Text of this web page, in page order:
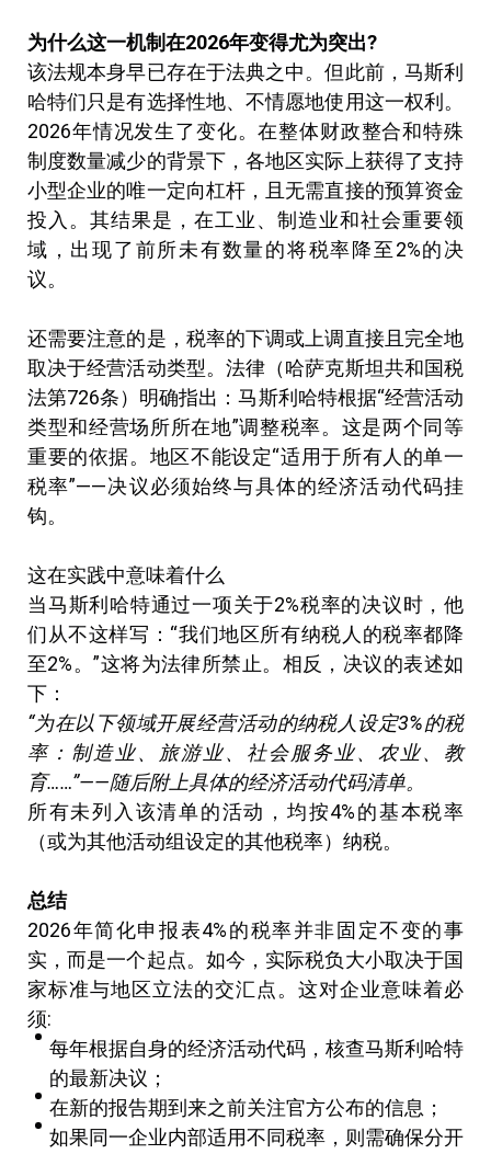
为什么这一机制在2026年变得尤为突出?
该法规本身早已存在于法典之中。但此前，马斯利
哈特们只是有选择性地、不情愿地使用这一权利。
2026年情况发生了变化。在整体财政整合和特殊
制度数量减少的背景下，各地区实际上获得了支持
小型企业的唯一定向杠杆，且无需直接的预算资金
投入。其结果是，在工业、制造业和社会重要领
域，出现了前所未有数量的将税率降至2%的决
议。
还需要注意的是，税率的下调或上调直接且完全地
取决于经营活动类型。法律（哈萨克斯坦共和国税
法第726条）明确指出：马斯利哈特根据“经营活动
类型和经营场所所在地”调整税率。这是两个同等
重要的依据。地区不能设定“适用于所有人的单一
税率”——决议必须始终与具体的经济活动代码挂
钩。
这在实践中意味着什么
当马斯利哈特通过一项关于2%税率的决议时，他
们从不这样写：“我们地区所有纳税人的税率都降
至2%。”这将为法律所禁止。相反，决议的表述如
下：
“为在以下领域开展经营活动的纳税人设定3%的税
率：制造业、旅游业、社会服务业、农业、教
育……”——随后附上具体的经济活动代码清单。
所有未列入该清单的活动，均按4%的基本税率
（或为其他活动组设定的其他税率）纳税。
总结
2026年简化申报表4%的税率并非固定不变的事
实，而是一个起点。如今，实际税负大小取决于国
家标准与地区立法的交汇点。这对企业意味着必
须:
每年根据自身的经济活动代码，核查马斯利哈特
的最新决议；
在新的报告期到来之前关注官方公布的信息；
如果同一企业内部适用不同税率，则需确保分开